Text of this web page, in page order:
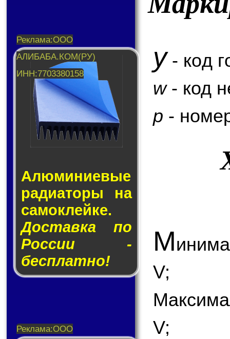
Алюминие­вые
ра­ди­а­то­ры на
са­мо­клей­ке.
Доставка по
России -
бесплатно!
y- код
w- код
p -
М
V;
V;